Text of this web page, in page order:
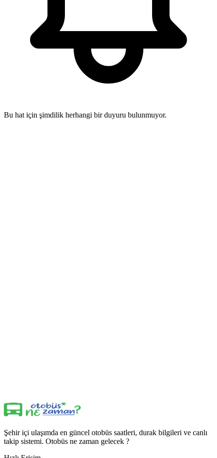
Bu hat için şimdilik herhangi bir duyuru bulunmuyor.
Şehir içi ulaşımda en güncel otobüs saatleri, durak bilgileri ve canlı
takip sistemi. Otobüs ne zaman gelecek ?